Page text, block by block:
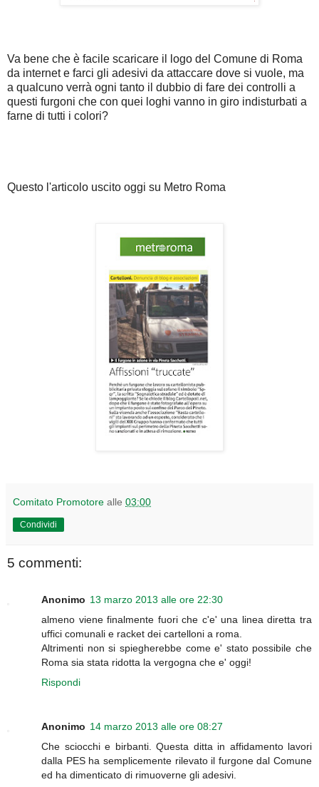
Va bene che è facile scaricare il logo del Comune di Roma
da internet e farci gli adesivi da attaccare dove si vuole, ma
a qualcuno verrà ogni tanto il dubbio di fare dei controlli a
questi furgoni che con quei loghi vanno in giro indisturbati a
farne di tutti i colori?
Questo l'articolo uscito oggi su Metro Roma
Comitato Promotore alle 03:00
Condividi
5 commenti:
Anonimo 13 marzo 2013 alle ore 22:30
almeno viene finalmente fuori che c'e' una linea diretta tra
uffici comunali e racket dei cartelloni a roma.
Altrimenti non si spiegherebbe come e' stato possibile che
Roma sia stata ridotta la vergogna che e' oggi!
Rispondi
Anonimo 14 marzo 2013 alle ore 08:27
Che sciocchi e birbanti. Questa ditta in affidamento lavori
dalla PES ha semplicemente rilevato il furgone dal Comune
ed ha dimenticato di rimuoverne gli adesivi.